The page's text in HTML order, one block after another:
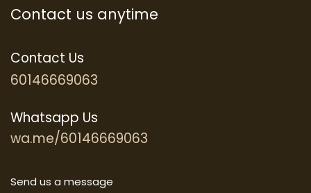
Contact us anytime
Contact Us
60146669063
Whatsapp Us
wa.me/60146669063
Send us a message